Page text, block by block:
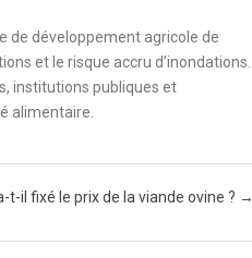
de développement agricole de
et le risque accru d’inondations.
institutions publiques et
alimentaire.
t-il fixé le prix de la viande ovine ? →